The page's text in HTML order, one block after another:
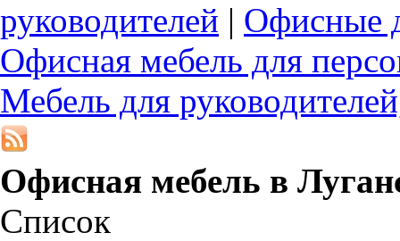
руководителей | Офисные
Офисная мебель для
Мебель для
Офисная мебель в
Список